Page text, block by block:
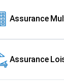
Assurance
Assurance